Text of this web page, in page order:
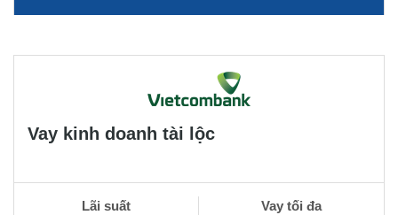
Vay kinh doanh tài lộc
Lãi suất Vay tối đa